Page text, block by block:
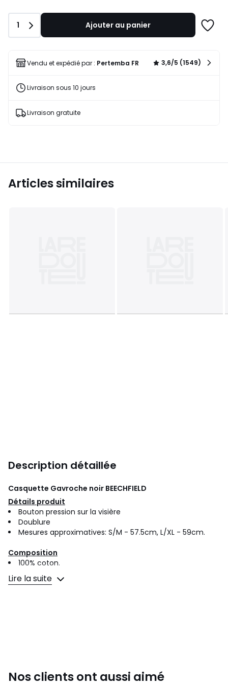
Quantité
1 Ajouter au panier
liste
Vendu et expédié par : Pertemba FR 3,6/5 (1549)
Livraison sous 10 jours
Livraison gratuite
Articles similaires
Description détaillée
Casquette Gavroche noir BEECHFIELD
Détails produit
Bouton pression sur la visière
Doublure
Mesures approximatives: S/M - 57.5cm, L/XL - 59cm.
Composition
100% coton.
Réf:RW4068
Lire la suite
Nos clients ont aussi aimé